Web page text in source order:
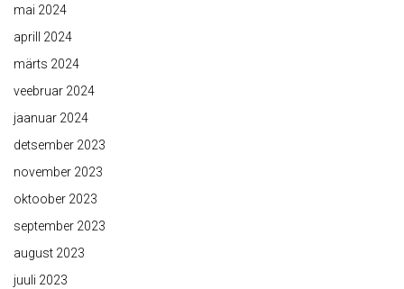
mai 2024
aprill 2024
märts 2024
veebruar 2024
jaanuar 2024
detsember 2023
november 2023
oktoober 2023
september 2023
august 2023
juuli 2023